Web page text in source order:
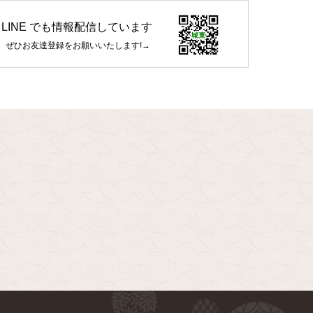
LINE でも情報配信しています
ぜひお友達登録をお願いいたします!→